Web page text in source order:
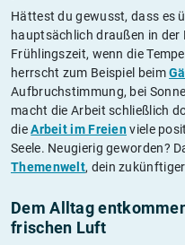
Hättest du gewusst, dass es
hauptsächlich draußen in der
Frühlingszeit, wenn die
herrscht zum Beispiel beim
Aufbruchstimmung, bei
macht die Arbeit schließlich
dieArbeit im Freienviele
Seele. Neugierig geworden?
Themenwelt, dein
Dem Alltag
frischen Luft